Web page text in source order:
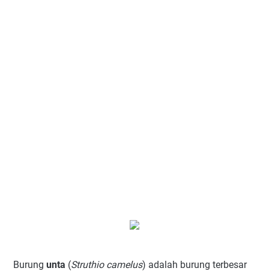
Burung unta (Struthio camelus) adalah burung terbesar